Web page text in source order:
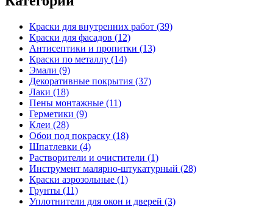
Краски для внутренних работ (39)
Краски для фасадов (12)
Антисептики и пропитки (13)
Краски по металлу (14)
Эмали (9)
Декоративные покрытия (37)
Лаки (18)
Пены монтажные (11)
Герметики (9)
Клеи (28)
Обои под покраску (18)
Шпатлевки (4)
Растворители и очистители (1)
Инструмент малярно-штукатурный (28)
Краски аэрозольные (1)
Грунты (11)
Уплотнители для окон и дверей (3)